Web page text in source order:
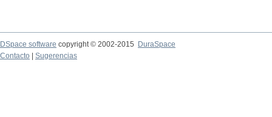
DSpace software copyright © 2002-2015
DuraSpace
Contacto
Sugerencias